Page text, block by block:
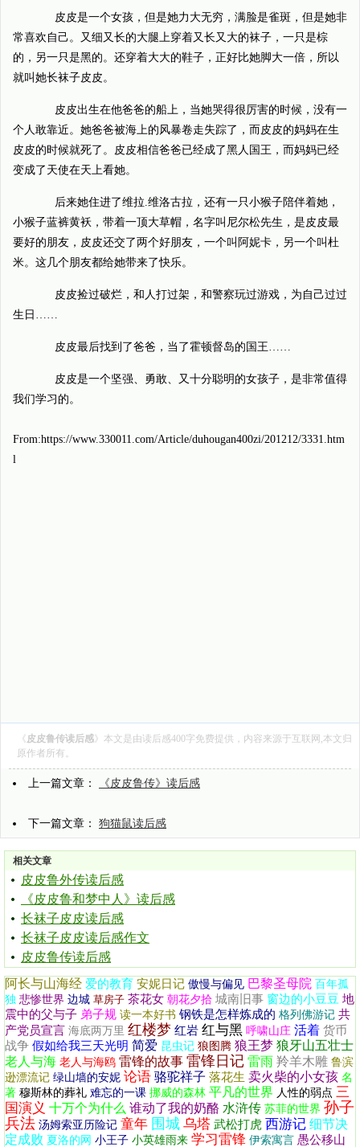
皮皮是一个女孩，但是她力大无穷，满脸是雀斑，但是她非
常喜欢自己。又细又长的大腿上穿着又长又大的袜子，一只是棕
的，另一只是黑的。还穿着大大的鞋子，正好比她脚大一倍，所以
就叫她长袜子皮皮。
皮皮出生在他爸爸的船上，当她哭得很厉害的时候，没有一
个人敢靠近。她爸爸被海上的风暴卷走失踪了，而皮皮的妈妈在生
皮皮的时候就死了。皮皮相信爸爸已经成了黑人国王，而妈妈已经
变成了天使在天上看她。
后来她住进了维拉.维洛古拉，还有一只小猴子陪伴着她，
小猴子蓝裤黄袄，带着一顶大草帽，名字叫尼尔松先生，是皮皮最
要好的朋友，皮皮还交了两个好朋友，一个叫阿妮卡，另一个叫杜
米。这几个朋友都给她带来了快乐。
皮皮捡过破烂，和人打过架，和警察玩过游戏，为自己过过
生日……
皮皮最后找到了爸爸，当了霍顿督岛的国王……
皮皮是一个坚强、勇敢、又十分聪明的女孩子，是非常值得
我们学习的。
From:https://www.330011.com/Article/duhougan400zi/201212/3331.htm
l
《皮皮鲁传读后感》本文是由读后感400字免费提供，内容来源于互联网,本文归
原作者所有。
上一篇文章： 《皮皮鲁传》读后感
下一篇文章： 狗猫鼠读后感
相关文章
皮皮鲁外传读后感
《皮皮鲁和梦中人》读后感
长袜子皮皮读后感
长袜子皮皮读后感作文
皮皮鲁传读后感
阿长与山海经 爱的教育 安妮日记 傲慢与偏见 巴黎圣母院 百年孤
独 悲惨世界 边城 草房子 茶花女 朝花夕拾 城南旧事 窗边的小豆豆 地
震中的父与子 弟子规 读一本好书 钢铁是怎样炼成的 格列佛游记 共
产党员宣言 海底两万里 红楼梦 红岩 红与黑 呼啸山庄 活着 货币
战争 假如给我三天光明 简爱 昆虫记 狼图腾 狼王梦 狼牙山五壮士
老人与海 老人与海鸥 雷锋的故事 雷锋日记 雷雨 羚羊木雕 鲁滨
逊漂流记 绿山墙的安妮 论语 骆驼祥子 落花生 卖火柴的小女孩 名
著 穆斯林的葬礼 难忘的一课 挪威的森林 平凡的世界 人性的弱点 三
国演义 十万个为什么 谁动了我的奶酪 水浒传 苏菲的世界 孙子
兵法 汤姆索亚历险记 童年 围城 乌塔 武松打虎 西游记 细节决
定成败 夏洛的网 小王子 小英雄雨来 学习雷锋 伊索寓言 愚公移山